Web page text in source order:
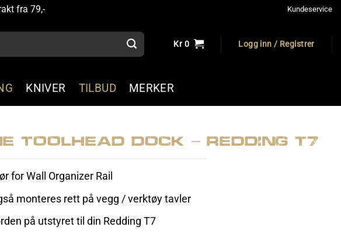
fra 79,- Kundeservice
Kr0 Logg inn / Registrer
KNIVER TILBUD MERKER
Toolhead Dock – Redding T7
for Wall Organizer Rail
monteres rett på vegg / verktøy tavler
på utstyret til din Redding T7